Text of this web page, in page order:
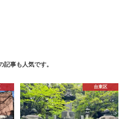
記事も人気です。
台東区